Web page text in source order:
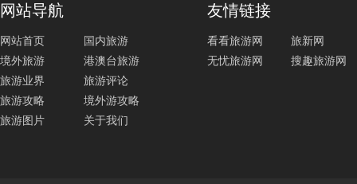
网站导航
网站首页
国内旅游
境外旅游
港澳台旅游
旅游业界
旅游评论
旅游攻略
境外游攻略
旅游图片
关于我们
友情链接
看看旅游网
旅新网
无忧旅游网
搜趣旅游网